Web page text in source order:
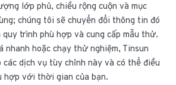
lớp phủ, chiều rộng cuộn và mục
chúng tôi sẽ chuyển đổi thông tin đó
quy trình phù hợp và cung cấp mẫu thử.
nhanh hoặc chạy thử nghiệm, Tinsun
các dịch vụ tùy chỉnh này và có thể điều
hợp với thời gian của bạn.